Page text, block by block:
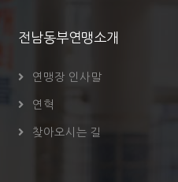
전남동부연맹소개
연맹장 인사말
연혁
찾아오시는 길